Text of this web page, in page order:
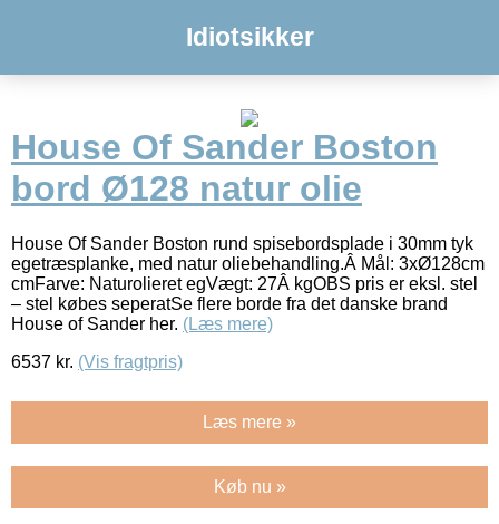
Idiotsikker
House Of Sander Boston
bord Ø128 natur olie
House Of Sander Boston rund spisebordsplade i 30mm tyk
egetræsplanke, med natur oliebehandling.Â Mål: 3xØ128cm
cmFarve: Naturolieret egVægt: 27Â kgOBS pris er eksl. stel
– stel købes seperatSe flere borde fra det danske brand
House of Sander her. (Læs mere)
6537 kr. (Vis fragtpris)
Læs mere »
Køb nu »